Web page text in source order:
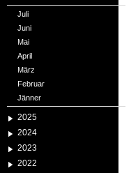
Juli
Juni
Mai
April
März
Februar
Jänner
2025
2024
2023
2022